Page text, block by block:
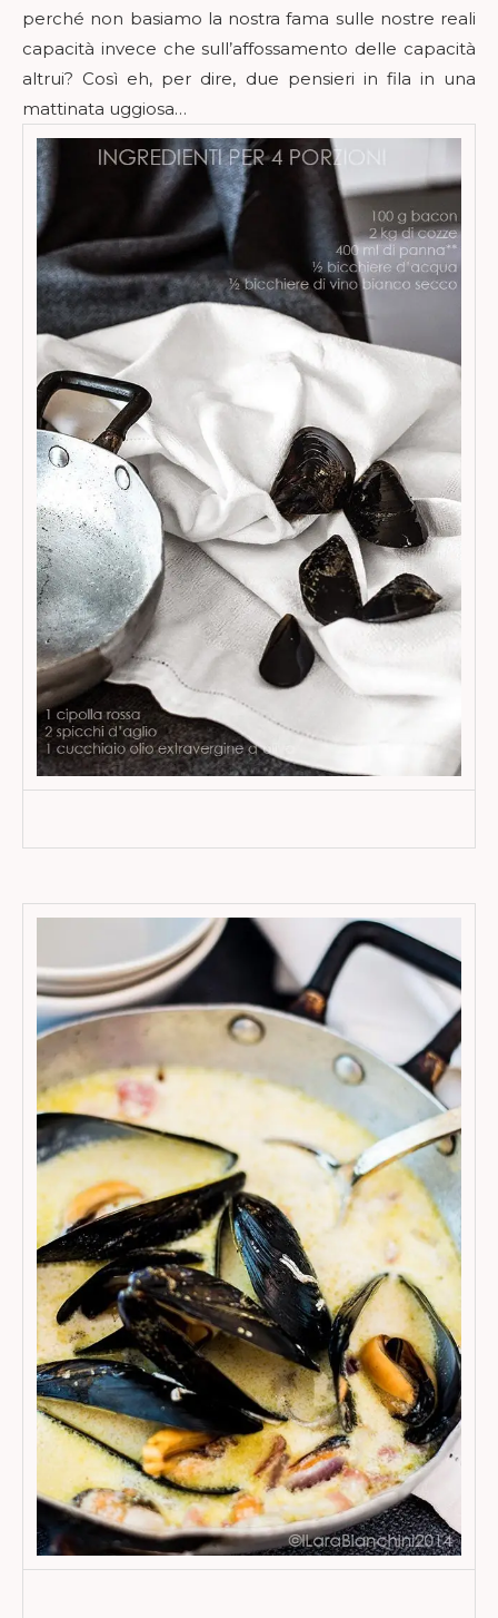
perché non basiamo la nostra fama sulle nostre reali
capacità invece che sull’affossamento delle capacità
altrui? Così eh, per dire, due pensieri in fila in una
mattinata uggiosa…